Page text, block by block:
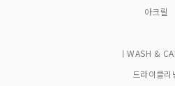
아크릴
ㅣWASH &
드라이클리